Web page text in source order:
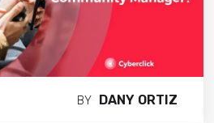
BY DANY ORTIZ